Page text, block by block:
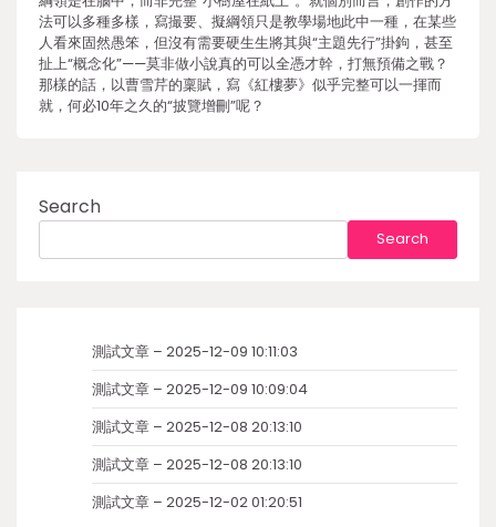
法可以多種多樣，寫撮要、擬綱領只是教學場地此中一種，在某些
人看來固然愚笨，但沒有需要硬生生將其與“主題先行”掛鉤，甚至
扯上“概念化”——莫非做小說真的可以全憑才幹，打無預備之戰？
那樣的話，以曹雪芹的稟賦，寫《紅樓夢》似乎完整可以一揮而
就，何必10年之久的“披覽增刪”呢？
Search
Search
測試文章 – 2025-12-09 10:11:03
測試文章 – 2025-12-09 10:09:04
測試文章 – 2025-12-08 20:13:10
測試文章 – 2025-12-08 20:13:10
測試文章 – 2025-12-02 01:20:51